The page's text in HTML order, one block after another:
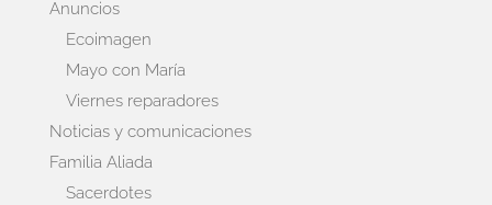
Anuncios
Ecoimagen
Mayo con María
Viernes reparadores
Noticias y comunicaciones
Familia Aliada
Sacerdotes